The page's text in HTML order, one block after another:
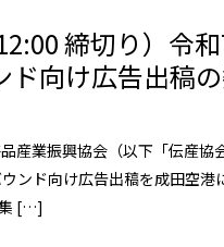
締切り）令
向け広告出稿の
産業振興協会（以下「伝産
ンド向け広告出稿を成田空
[…]